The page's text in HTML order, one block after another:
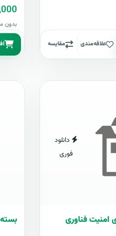
علاقه‌مندی مقایسه
بدون مالیات:
دانلود
فوری
امنیت فناوری